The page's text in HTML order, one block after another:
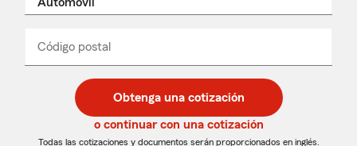
desplegable
Código postal
de
5
dígitos
de
5
dígitos
_____
Obtenga una cotización
o continuar con una cotización
Todas las cotizaciones y documentos serán proporcionados en inglés.